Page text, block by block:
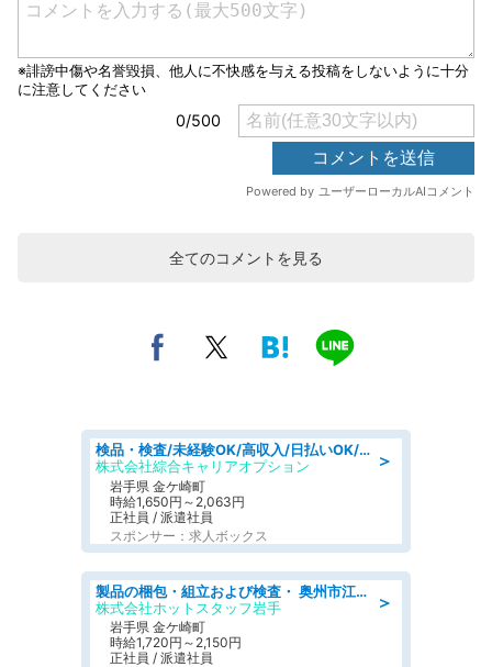
全てのコメントを見る
＞
検品・検査/未経験OK/高収入/日払いOK/交替制/20・30・40代活躍中
株式会社綜合キャリアオプション
岩手県 金ケ崎町
時給1,650円～2,063円
正社員 / 派遣社員
スポンサー：求人ボックス
＞
製品の梱包・組立および検査・ 奥州市江刺/大手企業で長期安定 梱包・検査・組立/半年経過毎に5万円の報奨金有
株式会社ホットスタッフ岩手
岩手県 金ケ崎町
時給1,720円～2,150円
正社員 / 派遣社員